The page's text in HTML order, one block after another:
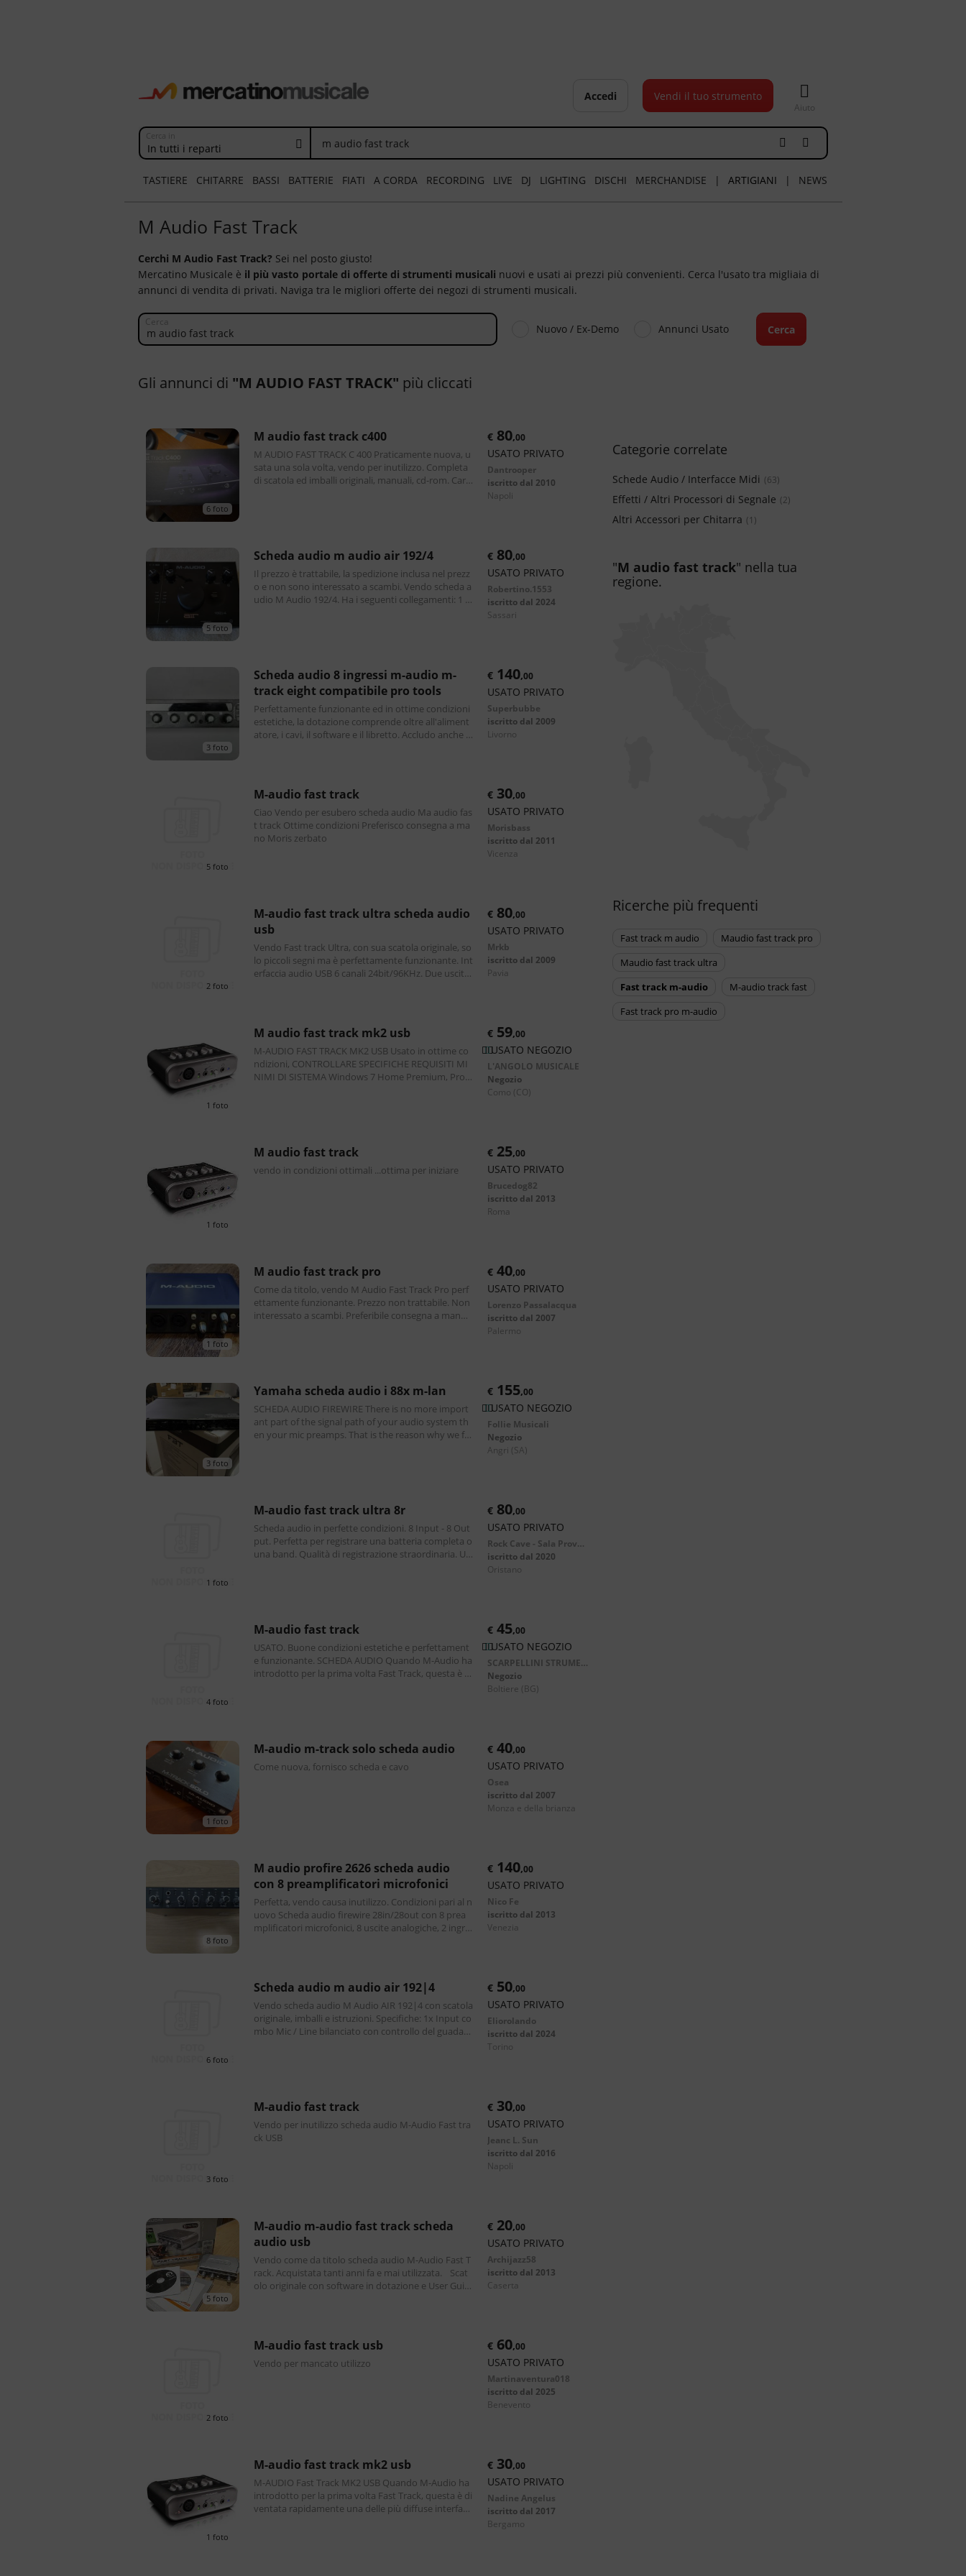
In tutti i reparti
Cerca in
Accedi
Aiuto
Vendi il tuo strumento
TASTIERE CHITARRE BASSI BATTERIE FIATI A CORDA RECORDING LIVE DJ LIGHTING DISCHI MERCHANDISE | ARTIGIANI | NEWS
M Audio Fast Track
Cerchi M Audio Fast Track? Sei nel posto giusto!
Mercatino Musicale è il più vasto portale di offerte di strumenti musicali nuovi e usati ai prezzi più convenienti. Cerca l'usato tra migliaia di
annunci di vendita di privati. Naviga tra le migliori offerte dei negozi di strumenti musicali.
Cerca
Nuovo / Ex-Demo Annunci Usato Cerca
Gli annunci di "M AUDIO FAST TRACK" più cliccati
6 foto
m audio fast track c400
M AUDIO FAST TRACK C 400 Praticamente nuova, u
sata una sola volta, vendo per inutilizzo. Completa
di scatola ed imballi originali, manuali, cd-rom. Cara
€ 80,00
USATO PRIVATO
Dantrooper
iscritto dal 2010
napoli
5 foto
scheda audio m audio air 192/4
Il prezzo è trattabile, la spedizione inclusa nel prezz
o e non sono interessato a scambi. Vendo scheda a
udio M Audio 192/4. Ha i seguenti collegamenti: 1 in
€ 80,00
USATO PRIVATO
Robertino.1553
iscritto dal 2024
sassari
3 foto
scheda audio 8 ingressi m-audio m-
track eight compatibile pro tools
Perfettamente funzionante ed in ottime condizioni
estetiche, la dotazione comprende oltre all'aliment
atore, i cavi, il software e il libretto. Accludo anche u
€ 140,00
USATO PRIVATO
Superbubbe
iscritto dal 2009
livorno
5 foto
m-audio fast track
Ciao Vendo per esubero scheda audio Ma audio fas
t track Ottime condizioni Preferisco consegna a ma
no Moris zerbato
€ 30,00
USATO PRIVATO
Morisbass
iscritto dal 2011
vicenza
2 foto
m-audio fast track ultra scheda audio
usb
Vendo Fast track Ultra, con sua scatola originale, so
lo piccoli segni ma è perfettamente funzionante. Int
erfaccia audio USB 6 canali 24bit/96KHz. Due uscite
€ 80,00
USATO PRIVATO
Mrkb
iscritto dal 2009
pavia
1 foto
m audio fast track mk2 usb
M-AUDIO FAST TRACK MK2 USB Usato in ottime co
ndizioni, CONTROLLARE SPECIFICHE REQUISITI MI
NIMI DI SISTEMA Windows 7 Home Premium, Profe
€ 59,00
USATO NEGOZIO
L'ANGOLO MUSICALE
Negozio
como (CO)
1 foto
m audio fast track
vendo in condizioni ottimali ...ottima per iniziare
€ 25,00
USATO PRIVATO
Brucedog82
iscritto dal 2013
roma
1 foto
m audio fast track pro
Come da titolo, vendo M Audio Fast Track Pro perf
ettamente funzionante. Prezzo non trattabile. Non
interessato a scambi. Preferibile consegna a mano,
€ 40,00
USATO PRIVATO
Lorenzo Passalacqua
iscritto dal 2007
palermo
3 foto
yamaha scheda audio i 88x m-lan
SCHEDA AUDIO FIREWIRE There is no more import
ant part of the signal path of your audio system th
en your mic preamps. That is the reason why we fo
€ 155,00
USATO NEGOZIO
Follie Musicali
Negozio
angri (SA)
1 foto
m-audio fast track ultra 8r
Scheda audio in perfette condizioni. 8 Input - 8 Out
put. Perfetta per registrare una batteria completa o
una band. Qualità di registrazione straordinaria. US
€ 80,00
USATO PRIVATO
Rock Cave - Sala Prove Oristano
iscritto dal 2020
oristano
4 foto
m-audio fast track
USATO. Buone condizioni estetiche e perfettament
e funzionante. SCHEDA AUDIO Quando M-Audio ha
introdotto per la prima volta Fast Track, questa è di
€ 45,00
USATO NEGOZIO
SCARPELLINI STRUMENTI MUSICALI
Negozio
boltiere (BG)
1 foto
m-audio m-track solo scheda audio
Come nuova, fornisco scheda e cavo
€ 40,00
USATO PRIVATO
Osea
iscritto dal 2007
monza e della brianza
8 foto
m audio profire 2626 scheda audio
con 8 preamplificatori microfonici
Perfetta, vendo causa inutilizzo. Condizioni pari al n
uovo Scheda audio firewire 28in/28out con 8 prea
mplificatori microfonici, 8 uscite analogiche, 2 ingre
€ 140,00
USATO PRIVATO
Nico Fe
iscritto dal 2013
venezia
6 foto
scheda audio m audio air 192|4
Vendo scheda audio M Audio AIR 192|4 con scatola
originale, imballi e istruzioni. Specifiche: 1x Input co
mbo Mic / Line bilanciato con controllo del guadag
€ 50,00
USATO PRIVATO
Eliorolando
iscritto dal 2024
torino
3 foto
m-audio fast track
Vendo per inutilizzo scheda audio M-Audio Fast tra
ck USB
€ 30,00
USATO PRIVATO
Jeanc L. Sun
iscritto dal 2016
napoli
5 foto
m-audio m-audio fast track scheda
audio usb
Vendo come da titolo scheda audio M-Audio Fast T
rack. Acquistata tanti anni fa e mai utilizzata. Scat
olo originale con software in dotazione e User Guid
€ 20,00
USATO PRIVATO
Archijazz58
iscritto dal 2013
caserta
2 foto
m-audio fast track usb
Vendo per mancato utilizzo
€ 60,00
USATO PRIVATO
Martinaventura018
iscritto dal 2025
benevento
1 foto
m-audio fast track mk2 usb
M-AUDIO Fast Track MK2 USB Quando M-Audio ha
introdotto per la prima volta Fast Track, questa è di
ventata rapidamente una delle più diffuse interfacc
€ 30,00
USATO PRIVATO
Nadine Angelus
iscritto dal 2017
bergamo
Categorie correlate
Schede Audio / Interfacce Midi (63)
Effetti / Altri Processori di Segnale (2)
Altri Accessori per Chitarra (1)
" m audio fast track" nella tua
regione.
Ricerche più frequenti
fast track m audio
maudio fast track pro
maudio fast track ultra
fast track m-audio
m-audio track fast
fast track pro m-audio